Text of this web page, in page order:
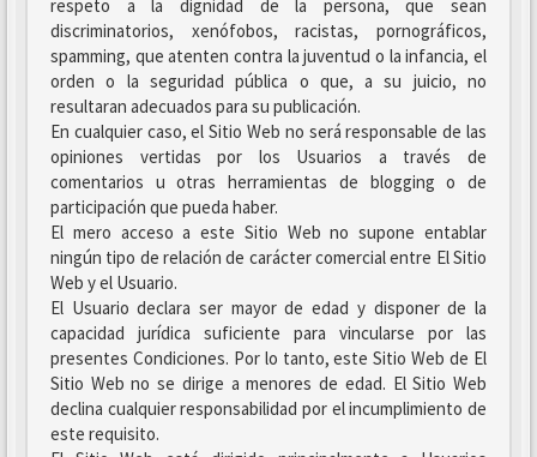
respeto a la dignidad de la persona, que sean
discriminatorios, xenófobos, racistas, pornográficos,
spamming, que atenten contra la juventud o la infancia, el
orden o la seguridad pública o que, a su juicio, no
resultaran adecuados para su publicación.
En cualquier caso, el Sitio Web no será responsable de las
opiniones vertidas por los Usuarios a través de
comentarios u otras herramientas de blogging o de
participación que pueda haber.
El mero acceso a este Sitio Web no supone entablar
ningún tipo de relación de carácter comercial entre El Sitio
Web y el Usuario.
El Usuario declara ser mayor de edad y disponer de la
capacidad jurídica suficiente para vincularse por las
presentes Condiciones. Por lo tanto, este Sitio Web de El
Sitio Web no se dirige a menores de edad. El Sitio Web
declina cualquier responsabilidad por el incumplimiento de
este requisito.